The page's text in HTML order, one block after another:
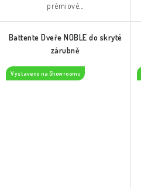
prémiové...
Battente Dveře NOBLE do skryté
zárubně
Vystaveno na Showroomu